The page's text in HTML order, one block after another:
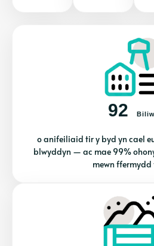
92
o anifeiliaid tir y byd yn cael
blwyddyn — ac mae 99%
mewn